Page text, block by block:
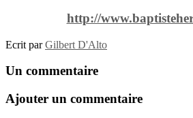
http://
Ecrit parGilbert D'Alto
Un commentaire
Ajouter un commentaire